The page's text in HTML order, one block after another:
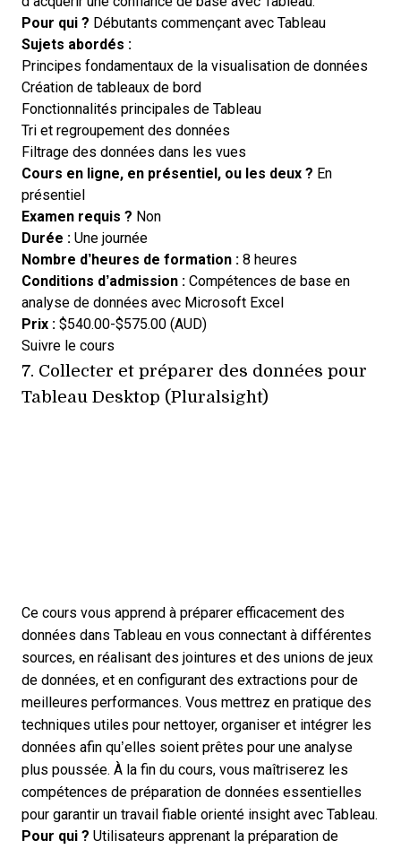
Pour qui ? Débutants commençant avec Tableau
Sujets abordés :
Principes fondamentaux de la visualisation de données
Création de tableaux de bord
Fonctionnalités principales de Tableau
Tri et regroupement des données
Filtrage des données dans les vues
Cours en ligne, en présentiel, ou les deux ? En
présentiel
Examen requis ? Non
Durée : Une journée
Nombre d’heures de formation : 8 heures
Conditions d’admission : Compétences de base en
analyse de données avec Microsoft Excel
Prix : $540.00-$575.00 (AUD)
Suivre le cours
7. Collecter et préparer des données pour
Tableau Desktop (Pluralsight)
Ce cours vous apprend à préparer efficacement des
données dans Tableau en vous connectant à différentes
sources, en réalisant des jointures et des unions de jeux
de données, et en configurant des extractions pour de
meilleures performances. Vous mettrez en pratique des
techniques utiles pour nettoyer, organiser et intégrer les
données afin qu’elles soient prêtes pour une analyse
plus poussée. À la fin du cours, vous maîtriserez les
compétences de préparation de données essentielles
pour garantir un travail fiable orienté insight avec Tableau.
Pour qui ? Utilisateurs apprenant la préparation de